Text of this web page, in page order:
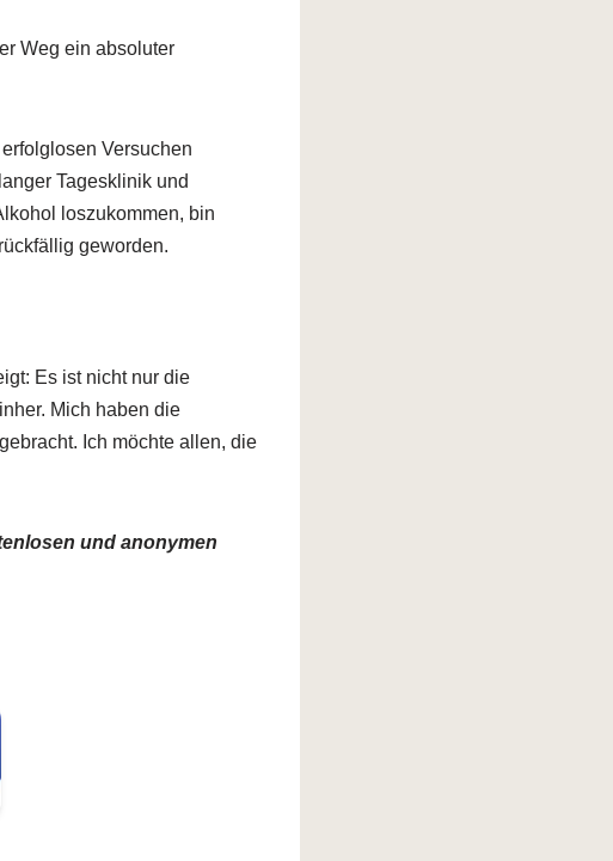
Weg ein absoluter
Versuchen
Tagesklinik und
loszukommen, bin
geworden.
Es ist nicht nur die
Mich haben die
Ich möchte allen, die
und anonymen